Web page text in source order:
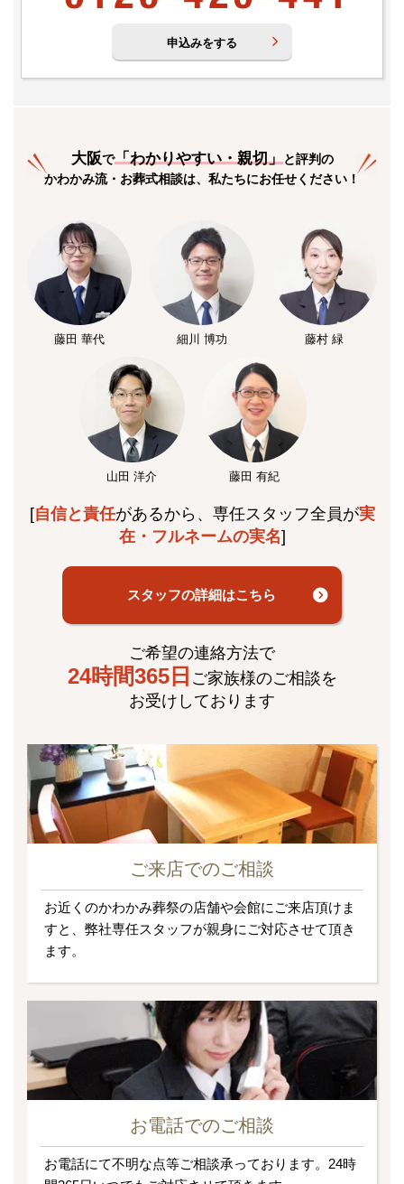
申込みをする
大阪で「わかりやすい・親切」と評判の
かわかみ流・お葬式相談は、私たちにお任せください！
藤田 華代 細川 博功 藤村 緑
山田 洋介 藤田 有紀
[自信と責任があるから、専任スタッフ全員が実
在・フルネームの実名]
スタッフの詳細はこちら
ご希望の連絡方法で
24時間365日 ご家族様のご相談を
お受けしております
ご来店でのご相談
お近くのかわかみ葬祭の店舗や会館にご来店頂けま
すと、弊社専任スタッフが親身にご対応させて頂き
ます。
お電話でのご相談
お電話にて不明な点等ご相談承っております。24時